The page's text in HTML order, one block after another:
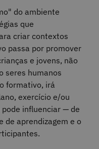
do ambiente
que
criar contextos
passa por promover
e jovens, não
seres humanos
formativo, irá
exercício e/ou
influenciar — de
aprendizagem e o